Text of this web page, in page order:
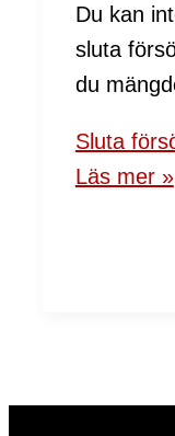
Du kan
sluta
du
Sluta
Läs mer »